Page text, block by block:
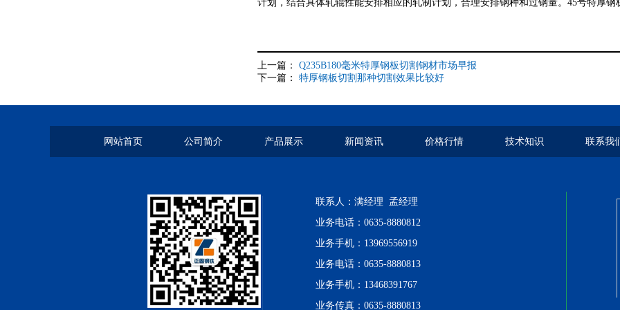
计划，结合具体轧辊性能安排相应的轧制计划，合理安排钢种和过钢量。 45号特厚钢
上一篇： Q235B180毫米特厚钢板切割钢材市场早报
下一篇： 特厚钢板切割那种切割效果比较好
网站首页 公司简介 产品展示 新闻资讯 价格行情 技术知识 联系我
联系人：满经理 孟经理
业务电话：0635-8880812
业务手机：13969556919
业务电话：0635-8880813
业务手机：13468391767
业务传真：0635-8880813